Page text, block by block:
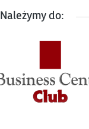
Należymy do: